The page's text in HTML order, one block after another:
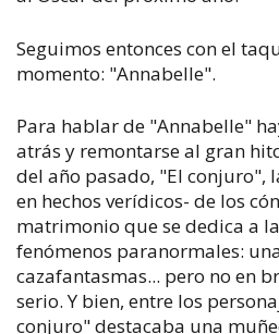
Seguimos entonces con el
momento: "Annabelle".
Para hablar de "Annabelle"
atrás y remontarse al gran
del año pasado, "El conjuro",
en hechos verídicos- de los
matrimonio que se dedica a
fenómenos paranormales:
cazafantasmas... pero no en
serio. Y bien, entre los
conjuro" destacaba una